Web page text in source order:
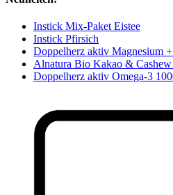
Instick Mix-Paket Eistee
Instick Pfirsich
Doppelherz aktiv Magnesium
Alnatura Bio Kakao &
Doppelherz aktiv Omega-3